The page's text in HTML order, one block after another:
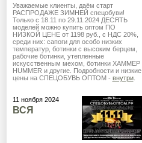
Уважаемые клиенты, даём старт
РАСПРОДАЖЕ ЗИМНЕЙ спецобуви!
Только с 18.11 по 29.11.2024 ДЕСЯТЬ
моделей можно купить оптом ПО
НИЗКОЙ ЦЕНЕ от 1198 руб., с НДС 20%,
среди них: сапоги для особо низких
температур, ботинки с высоким берцем,
рабочие ботинки, утепленные
искусственным мехом, ботинки ХАММЕР
HUMMER и другие. Подробности и низкие
цены на СПЕЦОБУВЬ ОПТОМ - внутри.
11 ноября 2024
ВСЯ